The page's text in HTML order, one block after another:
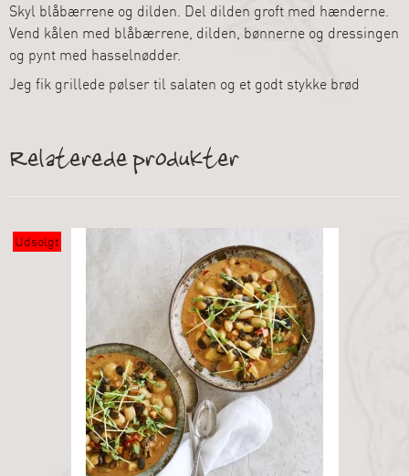
Skyl blåbærrene og dilden. Del dilden groft med hænderne.
Vend kålen med blåbærrene, dilden, bønnerne og dressingen
og pynt med hasselnødder.
Jeg fik grillede pølser til salaten og et godt stykke brød
Relaterede produkter
Udsolgt